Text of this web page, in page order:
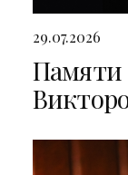
29.07.2026
Памяти